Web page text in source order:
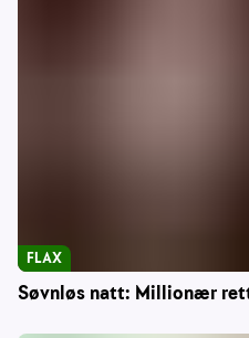
Søvnløs natt: Millionær
FLAX